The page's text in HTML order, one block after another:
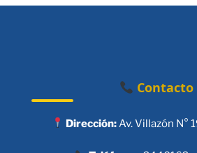
Contacto
Dirección:Av. Villazón N°